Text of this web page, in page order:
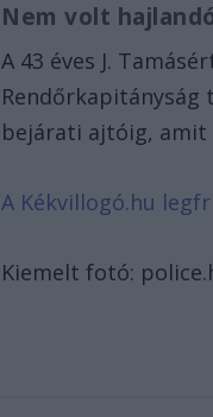
Nem volt
A 43 éves J.
bejárati ajtóig,
A Kékvillogó.hu
Kiemelt fotó: